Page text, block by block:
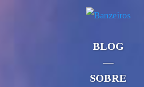
BLOG
—
SOBRE